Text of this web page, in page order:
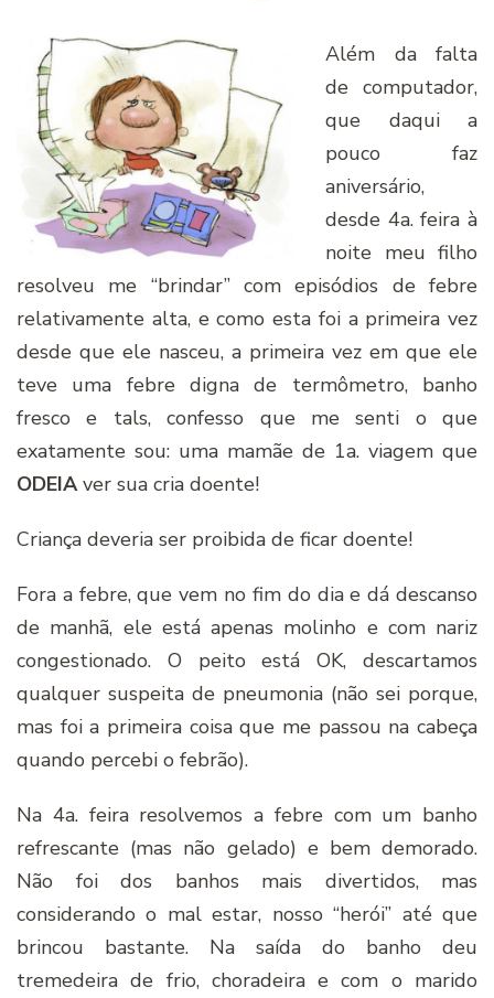
Além da falta
de computador,
que daqui a
pouco faz
aniversário,
desde 4a. feira à
noite meu filho
resolveu me “brindar” com episódios de febre
relativamente alta, e como esta foi a primeira vez
desde que ele nasceu, a primeira vez em que ele
teve uma febre digna de termômetro, banho
fresco e tals, confesso que me senti o que
exatamente sou: uma mamãe de 1a. viagem que
ODEIAver sua cria doente!
Criança deveria ser proibida de ficar doente!
Fora a febre, que vem no fim do dia e dá descanso
de manhã, ele está apenas molinho e com nariz
congestionado. O peito está OK, descartamos
qualquer suspeita de pneumonia (não sei porque,
mas foi a primeira coisa que me passou na cabeça
quando percebi o febrão).
Na 4a. feira resolvemos a febre com um banho
refrescante (mas não gelado) e bem demorado.
Não foi dos banhos mais divertidos, mas
considerando o mal estar, nosso “herói” até que
brincou bastante. Na saída do banho deu
tremedeira de frio, choradeira e com o marido